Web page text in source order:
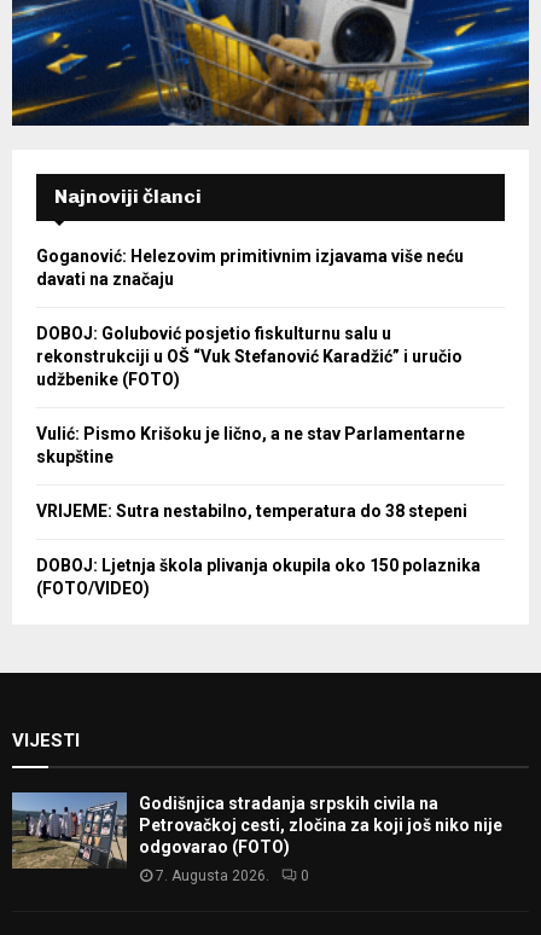
Najnoviji članci
Goganović: Helezovim primitivnim izjavama više neću
davati na značaju
DOBOJ: Golubović posjetio fiskulturnu salu u
rekonstrukciji u OŠ “Vuk Stefanović Karadžić” i uručio
udžbenike (FOTO)
Vulić: Pismo Krišoku je lično, a ne stav Parlamentarne
skupštine
VRIJEME: Sutra nestabilno, temperatura do 38 stepeni
DOBOJ: Ljetnja škola plivanja okupila oko 150 polaznika
(FOTO/VIDEO)
VIJESTI
Godišnjica stradanja srpskih civila na
Petrovačkoj cesti, zločina za koji još niko nije
odgovarao (FOTO)
7. Augusta 2026. 0